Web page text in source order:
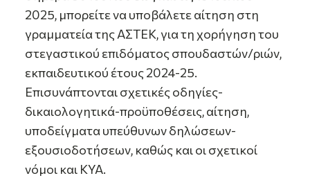
2025, μπορείτε να υποβάλετε αίτηση στη
γραμματεία της ΑΣΤΕΚ, για τη χορήγηση του
στεγαστικού επιδόματος σπουδαστών/ριών,
εκπαιδευτικού έτους 2024-25.
Επισυνάπτονται σχετικές οδηγίες-
δικαιολογητικά-προϋποθέσεις, αίτηση,
υποδείγματα υπεύθυνων δηλώσεων-
εξουσιοδοτήσεων, καθώς και οι σχετικοί
νόμοι και ΚΥΑ.